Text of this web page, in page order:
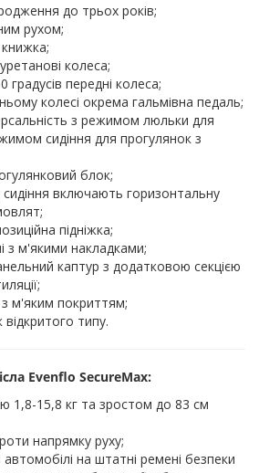
до трьох років;
рухом;
колеса;
градусів передні колеса;
колесі окрема гальмівна педаль;
з режимом люльки для
сидіння для прогулянок з
блок;
сидіння включають горизонтальну
підніжка;
з м'якими накладками;
каптур з додатковою секцією
м'яким покриттям;
типу.
Evenflo SecureMax:
1,8-15,8 кг та зростом до 83 см
напрямку руху;
на штатні ремені безпеки